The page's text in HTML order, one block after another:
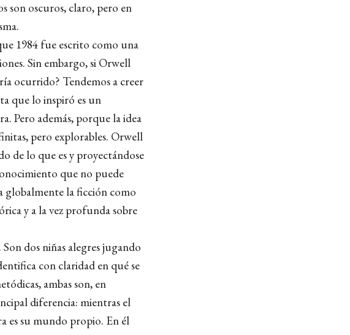
son oscuros, claro, pero en
1984 fue escrito como una
Sin embargo, si Orwell
ocurrido? Tendemos a creer
que lo inspiró es un
Pero además, porque la idea
pero explorables. Orwell
de lo que es y proyectándose
que no puede
globalmente la ficción como
y a la vez profunda sobre
Son dos niñas alegres jugando
con claridad en qué se
ambas son, en
diferencia: mientras el
es su mundo propio. En él